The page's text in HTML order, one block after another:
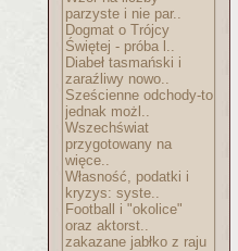
parzyste i nie par..
Dogmat o Trójcy
Świętej - próba l..
Diabeł tasmański i
zaraźliwy nowo..
Sześcienne odchody-to
jednak możl..
Wszechświat
przygotowany na
więce..
Własność, podatki i
kryzys: syste..
Football i "okolice"
oraz aktorst..
zakazane jabłko z raju